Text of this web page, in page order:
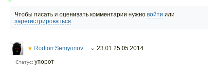
Чтобы писать и оценивать комментарии нужно войти или
зарегистрироваться
★ Rodion Semyonov ○ 23:01 25.05.2014
Статус: упорот